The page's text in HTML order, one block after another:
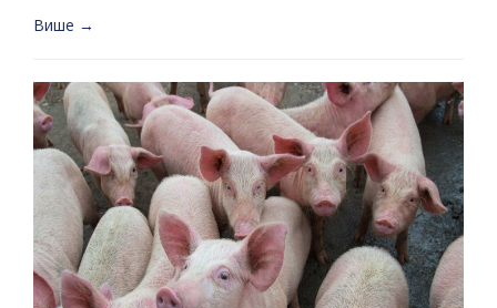
Више →